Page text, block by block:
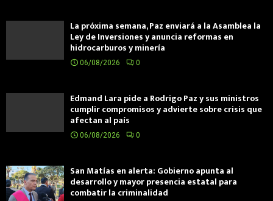
La próxima semana, Paz enviará a la Asamblea la
Ley de Inversiones y anuncia reformas en
hidrocarburos y minería
06/08/2026 0
Edmand Lara pide a Rodrigo Paz y sus ministros
cumplir compromisos y advierte sobre crisis que
afectan al país
06/08/2026 0
San Matías en alerta: Gobierno apunta al
desarrollo y mayor presencia estatal para
combatir la criminalidad